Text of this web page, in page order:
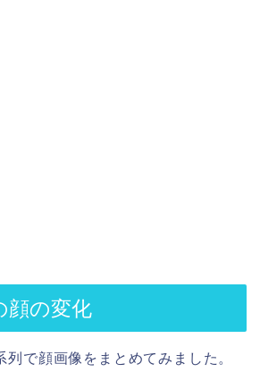
顔の変化
で顔画像をまとめてみました。